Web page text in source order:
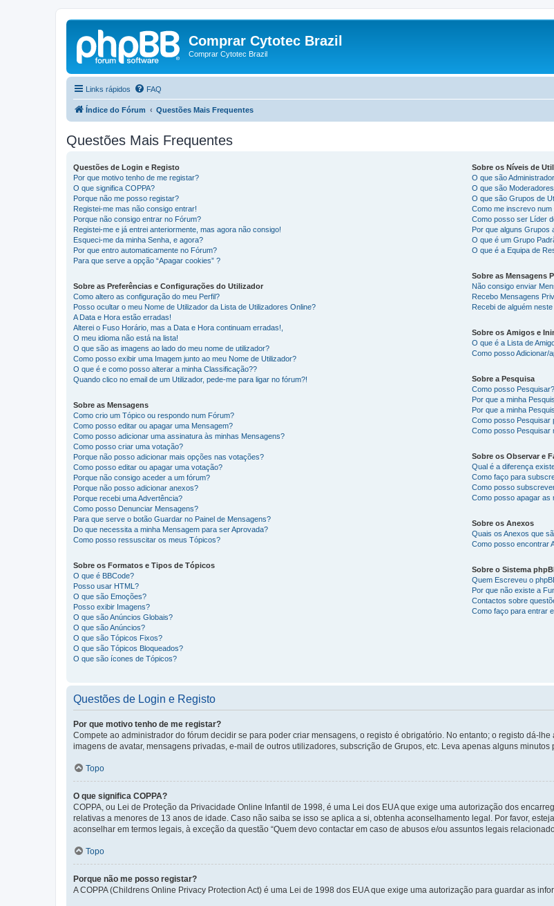
Comprar Cytotec Brazil
Comprar Cytotec Brazil
Links rápidos FAQ
Índice do Fórum Questões Mais Frequentes
Questões Mais Frequentes
Questões de Login e Registo
Por que motivo tenho de me registar?
O que significa COPPA?
Porque não me posso registar?
Registei-me mas não consigo entrar!
Porque não consigo entrar no Fórum?
Registei-me e já entrei anteriormente, mas agora não consigo!
Esqueci-me da minha Senha, e agora?
Por que entro automaticamente no Fórum?
Para que serve a opção “Apagar cookies” ?
Sobre as Preferências e Configurações do Utilizador
Como altero as configuração do meu Perfil?
Posso ocultar o meu Nome de Utilizador da Lista de Utilizadores Online?
A Data e Hora estão erradas!
Alterei o Fuso Horário, mas a Data e Hora continuam erradas!,
O meu idioma não está na lista!
O que são as imagens ao lado do meu nome de utilizador?
Como posso exibir uma Imagem junto ao meu Nome de Utilizador?
O que é e como posso alterar a minha Classificação??
Quando clico no email de um Utilizador, pede-me para ligar no fórum?!
Sobre as Mensagens
Como crio um Tópico ou respondo num Fórum?
Como posso editar ou apagar uma Mensagem?
Como posso adicionar uma assinatura às minhas Mensagens?
Como posso criar uma votação?
Porque não posso adicionar mais opções nas votações?
Como posso editar ou apagar uma votação?
Porque não consigo aceder a um fórum?
Porque não posso adicionar anexos?
Porque recebi uma Advertência?
Como posso Denunciar Mensagens?
Para que serve o botão Guardar no Painel de Mensagens?
Do que necessita a minha Mensagem para ser Aprovada?
Como posso ressuscitar os meus Tópicos?
Sobre os Formatos e Tipos de Tópicos
O que é BBCode?
Posso usar HTML?
O que são Emoções?
Posso exibir Imagens?
O que são Anúncios Globais?
O que são Anúncios?
O que são Tópicos Fixos?
O que são Tópicos Bloqueados?
O que são ícones de Tópicos?
Sobre os Níveis de
O que são
O que são
O que são Grupos de
Como me inscrevo
Como posso ser Líder
Por que alguns Grupos
O que é um Grupo
O que é a Equipa de
Sobre as Mensagens
Não consigo enviar
Recebo Mensagens
Recebi de alguém
Sobre os Amigos e
O que é a Lista de
Como posso Adicionar/
Sobre a Pesquisa
Como posso Pesquisar?
Por que a minha
Por que a minha
Como posso Pesquisar
Como posso Pesquisar
Sobre os Observar e
Qual é a diferença
Como faço para
Como posso
Como posso apagar as
Sobre os Anexos
Quais os Anexos que
Como posso encontrar
Sobre o Sistema
Quem Escreveu o
Por que não existe a
Contactos sobre
Como faço para entrar
Questões de Login e Registo
Por que motivo tenho de me registar?
Compete ao administrador do fórum decidir se para poder criar mensagens, o registo é obrigatório. No entanto; o registo dá-
imagens de avatar, mensagens privadas, e-mail de outros utilizadores, subscrição de Grupos, etc. Leva apenas alguns minutos
Topo
O que significa COPPA?
COPPA, ou Lei de Proteção da Privacidade Online Infantil de 1998, é uma Lei dos EUA que exige uma autorização dos
relativas a menores de 13 anos de idade. Caso não saiba se isso se aplica a si, obtenha aconselhamento legal. Por favor,
aconselhar em termos legais, à exceção da questão “Quem devo contactar em caso de abusos e/ou assuntos legais
Topo
Porque não me posso registar?
A COPPA (Childrens Online Privacy Protection Act) é uma Lei de 1998 dos EUA que exige uma autorização para guardar as